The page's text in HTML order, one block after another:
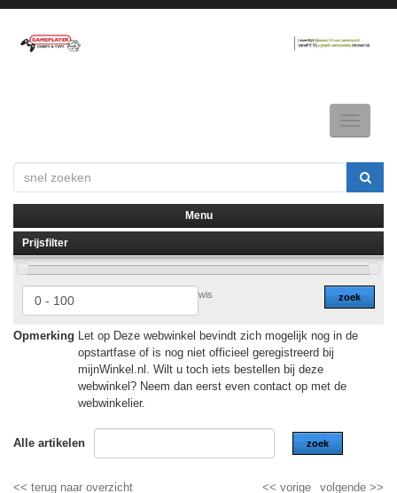
Toggle
▼
▼
Menu
Prijsfilter
zoek
wis
Opmerking Let op Deze webwinkel bevindt zich mogelijk nog in de
opstartfase of is nog niet officieel geregistreerd bij
mijnWinkel.nl. Wilt u toch iets bestellen bij deze
webwinkel? Neem dan eerst even contact op met de
webwinkelier.
Alle artikelen zoek
<< terug naar overzicht volgende >>
<< vorige